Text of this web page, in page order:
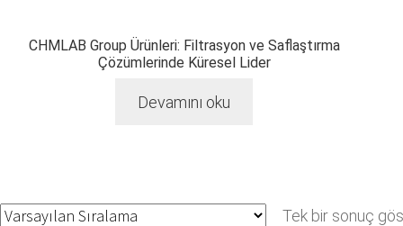
CHMLAB Group Ürünleri: Filtrasyon ve Saflaştırma
Çözümlerinde Küresel Lider
Devamını oku
Tek bir sonuç